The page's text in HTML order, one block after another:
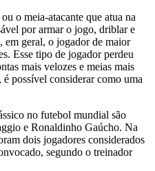
o meia-atacante que atua na
por armar o jogo, driblar e
em geral, o jogador de maior
Esse tipo de jogador perdeu
mais velozes e meias mais
possível considerar como uma
no futebol mundial são
e Ronaldinho Gaúcho. Na
dois jogadores considerados
segundo o treinador